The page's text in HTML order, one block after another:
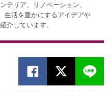
テリア、リノベーション、
生活を豊かにするアイデアや
介しています。